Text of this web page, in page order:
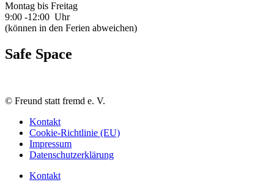
Montag bis Freitag
9:00 -12:00 Uhr
(können in den Ferien abweichen)
Safe Space
© Freund statt fremd e. V.
Kontakt
Cookie-Richtlinie (EU)
Impressum
Datenschutzerklärung
Kontakt